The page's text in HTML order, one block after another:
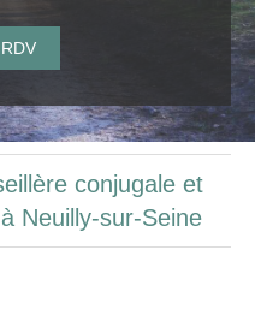
conjugale et
Neuilly-sur-Seine